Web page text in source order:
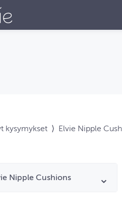
kysymykset ⟩ Elvie Nipple
Nipple Cushions